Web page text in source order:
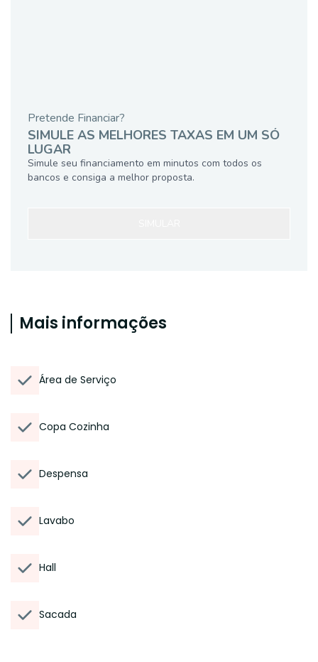
Pretende Financiar?
SIMULE AS MELHORES TAXAS EM UM SÓ
LUGAR
Simule seu financiamento em minutos com todos os
bancos e consiga a melhor proposta.
Mais informações
Área de Serviço
Copa Cozinha
Despensa
Lavabo
Hall
Sacada